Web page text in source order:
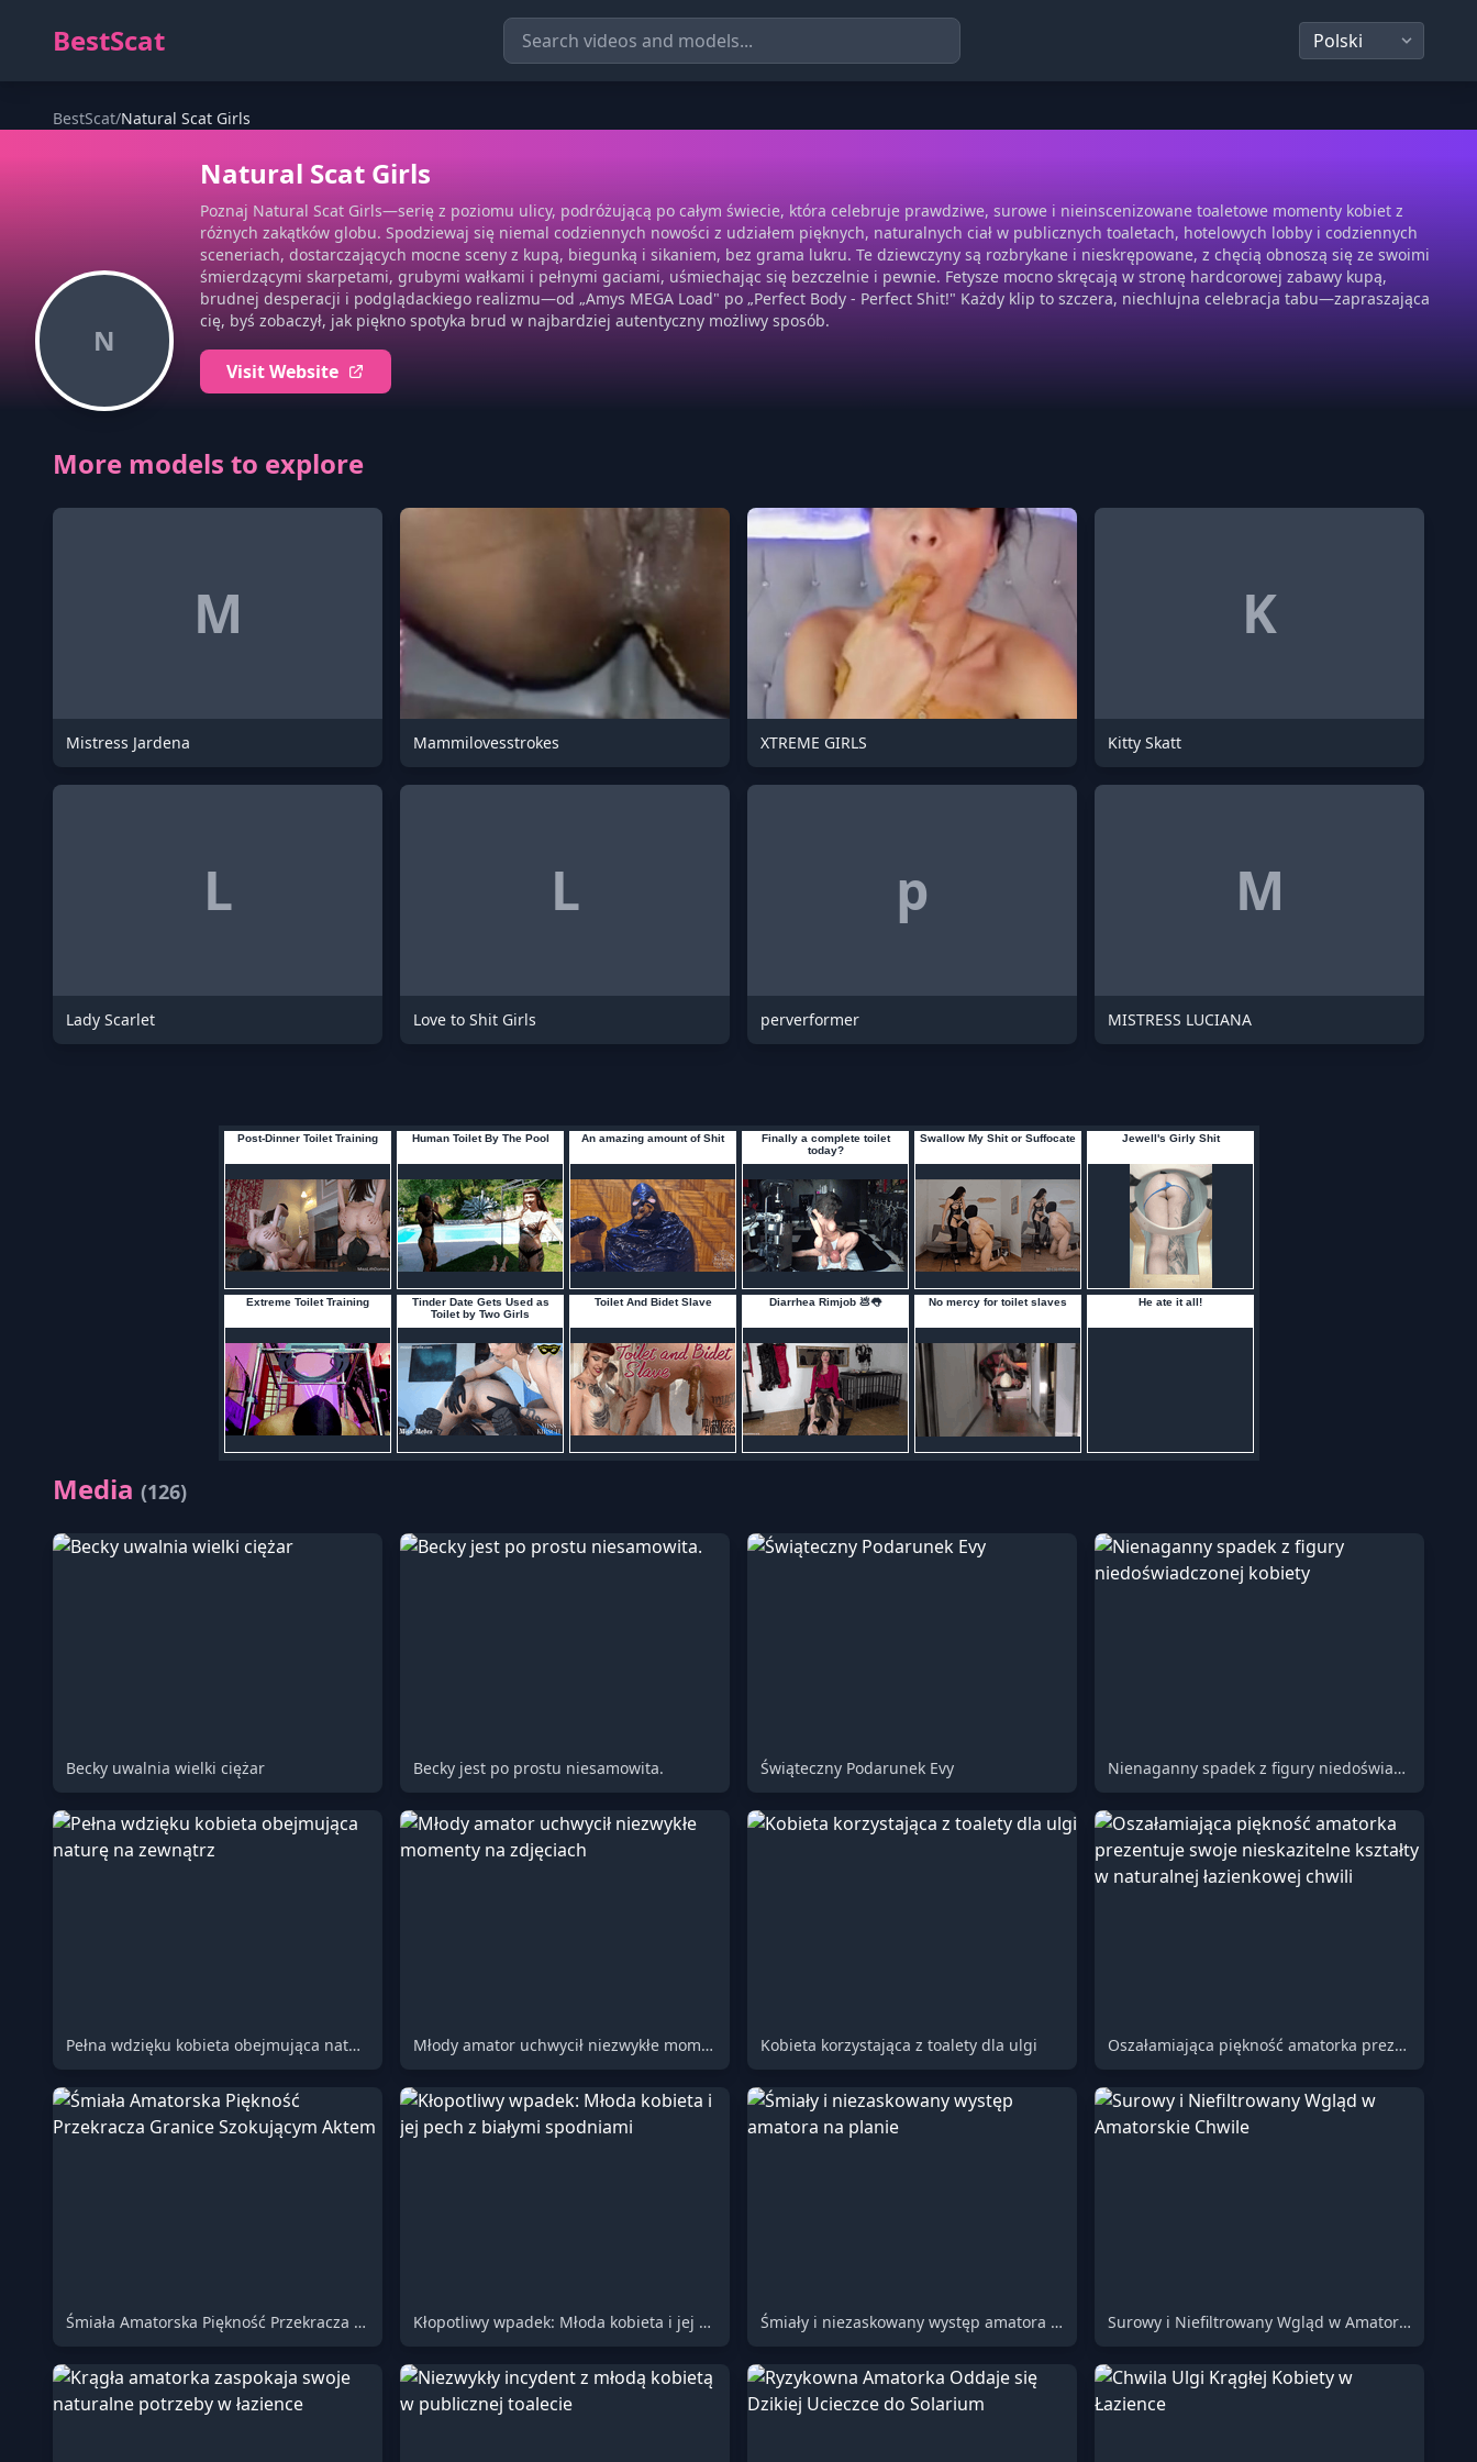
BestScat
BestScat/Natural Scat Girls
N
Natural Scat Girls
Poznaj Natural Scat Girls—serię z poziomu ulicy, podróżującą po całym świecie, która celebruje prawdziwe, surowe i nieinscenizowane toaletowe momenty kobiet z
różnych zakątków globu. Spodziewaj się niemal codziennych nowości z udziałem pięknych, naturalnych ciał w publicznych toaletach, hotelowych lobby i codziennych
sceneriach, dostarczających mocne sceny z kupą, biegunką i sikaniem, bez grama lukru. Te dziewczyny są rozbrykane i nieskrępowane, z chęcią obnoszą się ze swoimi
śmierdzącymi skarpetami, grubymi wałkami i pełnymi gaciami, uśmiechając się bezczelnie i pewnie. Fetysze mocno skręcają w stronę hardcorowej zabawy kupą,
brudnej desperacji i podglądackiego realizmu—od „Amys MEGA Load" po „Perfect Body - Perfect Shit!" Każdy klip to szczera, niechlujna celebracja tabu—zapraszająca
cię, byś zobaczył, jak piękno spotyka brud w najbardziej autentyczny możliwy sposób.
Visit Website
More models to explore
M
Mistress Jardena Mammilovesstrokes XTREME GIRLS
K
Kitty Skatt
L
Lady Scarlet
L
Love to Shit Girls
p
perverformer
M
MISTRESS LUCIANA
Media (126)
Becky uwalnia wielki ciężar Becky jest po prostu niesamowita. Świąteczny Podarunek Evy Nienaganny spadek z figury niedoświadczonej kobiety
Pełna wdzięku kobieta obejmująca naturę na zewnątrz Młody amator uchwycił niezwykłe momenty na zdjęciach Kobieta korzystająca z toalety dla ulgi Oszałamiająca piękność amatorka prezentuje swoje nieskazitelne kształty w naturalnej łazienkowej chwili
Śmiała Amatorska Piękność Przekracza Granice Szokującym Aktem Kłopotliwy wpadek: Młoda kobieta i jej pech z białymi spodniami Śmiały i niezaskowany występ amatora na planie Surowy i Niefiltrowany Wgląd w Amatorskie Chwile